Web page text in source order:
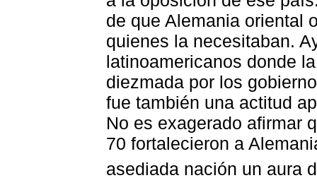
de que Alemania oriental
quienes la necesitaban.
latinoamericanos donde
diezmada por los
fue también una actitud
No es exagerado afirmar
70 fortalecieron a
asediada nación un aura